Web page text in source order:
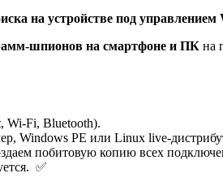
на устройстве под управлением
шпионов на смартфоне и ПК на
Wi-Fi, Bluetooth).
Windows PE или Linux live-
побитовую копию всех
✅